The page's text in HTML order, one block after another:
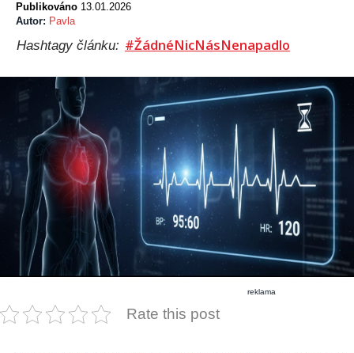
Publikováno 13.01.2026
Autor: Pavla
Hashtagy článku: #ŽádnéNicNásNenapadlo
reklama
Rate this post